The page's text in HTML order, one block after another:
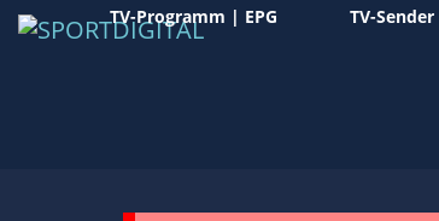
TV-Programm | EPG TV-Sender